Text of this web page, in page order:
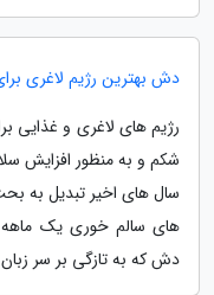
دش بهترین رژیم لاغری
رژیم های لاغری و غذایی
شکم و به منظور افزایش
سال های اخیر تبدیل به
های سالم خوری یک ماهه
دش که به تازگی بر سر